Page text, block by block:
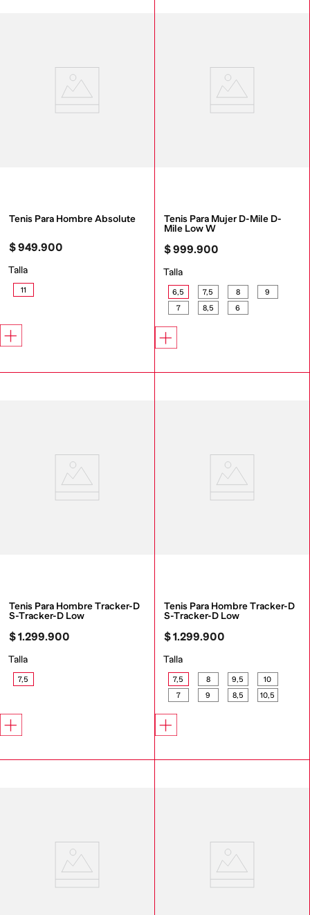
Tenis Para Hombre Absolute
$949.900
Talla
11
Tenis Para Mujer D-Mile D-
Mile Low W
$999.900
Talla
6,5 7,5 8
9
7
8,5 6
Tenis Para Hombre Tracker-D
S-Tracker-D Low
$1.299.900
Talla
7,5
Tenis Para Hombre Tracker-D
S-Tracker-D Low
$1.299.900
Talla
7,5 8 9,5
10
7
9 8,5 10,5